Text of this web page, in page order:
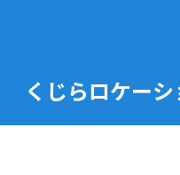
じらロケーシ